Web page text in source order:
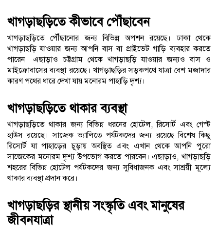
খাগড়াছড়িতে কীভাবে পৌঁছাবেন
খাগড়াছড়িতে পৌঁছানোর জন্য বিভিন্ন অপশন রয়েছে। ঢাকা থেকে
খাগড়াছড়ি যাওয়ার জন্য আপনি বাস বা প্রাইভেট গাড়ি ব্যবহার করতে
পারেন। এছাড়াও চট্টগ্রাম থেকে খাগড়াছড়ি যাওয়ার জন্যও বাস ও
মাইক্রোবাসের ব্যবস্থা রয়েছে। খাগড়াছড়ির সড়কপথে যাত্রা বেশ মজাদার
কারণ পথের ধারে দেখা যায় মনোরম পাহাড়ি দৃশ্য।
খাগড়াছড়িতে থাকার ব্যবস্থা
খাগড়াছড়িতে থাকার জন্য বিভিন্ন ধরনের হোটেল, রিসোর্ট এবং গেস্ট
হাউস রয়েছে। সাজেক ভ্যালিতে পর্যটকদের জন্য রয়েছে বিশেষ কিছু
রিসোর্ট যা পাহাড়ের চূড়ায় অবস্থিত এবং এখান থেকে আপনি পুরো
সাজেকের মনোরম দৃশ্য উপভোগ করতে পারবেন। এছাড়াও, খাগড়াছড়ি
শহরের বিভিন্ন হোটেল পর্যটকদের জন্য সুবিধাজনক এবং সাশ্রয়ী মূল্যে
থাকার ব্যবস্থা প্রদান করে।
খাগড়াছড়ির স্থানীয় সংস্কৃতি এবং মানুষের
জীবনযাত্রা